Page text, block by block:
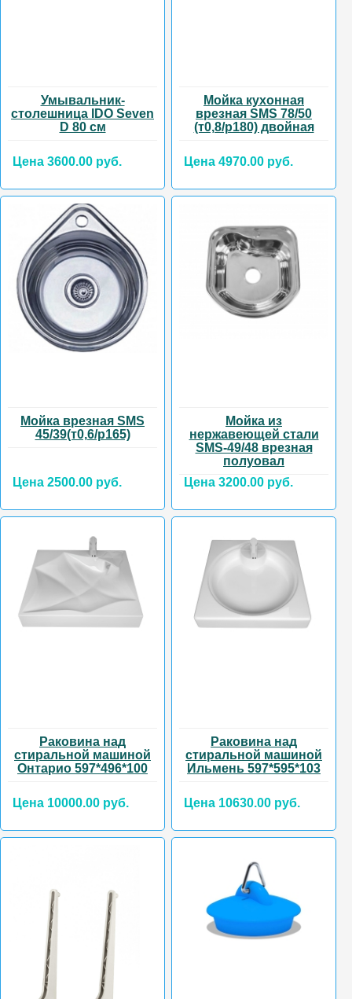
Умывальник-
столешница IDO Seven
D 80 см
Цена 3600.00 руб.
Мойка кухонная
врезная SMS 78/50
(т0,8/р180) двойная
Цена 4970.00 руб.
Мойка врезная SMS
45/39(т0,6/р165)
Цена 2500.00 руб.
Мойка из
нержавеющей стали
SMS-49/48 врезная
полуовал
Цена 3200.00 руб.
Раковина над
стиральной машиной
Онтарио 597*496*100
Цена 10000.00 руб.
Раковина над
стиральной машиной
Ильмень 597*595*103
Цена 10630.00 руб.